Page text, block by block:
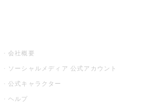
会社概要
ソーシャルメディア 公式アカウント
公式キャラクター
ヘルプ